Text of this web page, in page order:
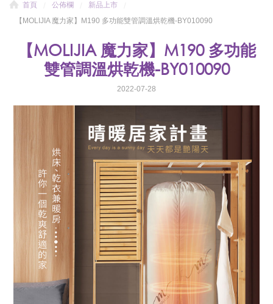
首頁 公佈欄
新品上市
【MOLIJIA 魔力家】M190 多功能雙管調溫烘乾機-BY010090
【MOLIJIA 魔力家】M190 多功能
雙管調溫烘乾機-BY010090
2022-07-28